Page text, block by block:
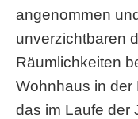
angenommen
unverzichtbaren
Räumlichkeiten
Wohnhaus in der
das im Laufe der